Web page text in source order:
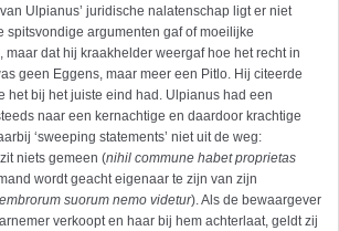
Ulpianus’ juridische nalatenschap ligt er niet
spitsvondige argumenten gaf of moeilijke
dat hij kraakhelder weergaf hoe het recht in
geen Eggens, maar meer een Pitlo. Hij citeerde
het bij het juiste eind had. Ulpianus had een
naar een kernachtige en daardoor krachtige
‘sweeping statements’ niet uit de weg:
niets gemeen (nihil commune habet proprietas
wordt geacht eigenaar te zijn van zijn
suorum nemo videtur). Als de bewaargever
verkoopt en haar bij hem achterlaat, geldt zij